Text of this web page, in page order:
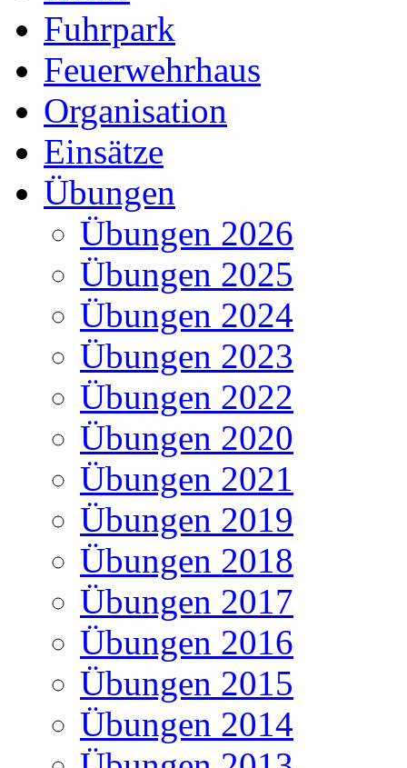
Fuhrpark
Feuerwehrhaus
Organisation
Einsätze
Übungen
Übungen 2026
Übungen 2025
Übungen 2024
Übungen 2023
Übungen 2022
Übungen 2020
Übungen 2021
Übungen 2019
Übungen 2018
Übungen 2017
Übungen 2016
Übungen 2015
Übungen 2014